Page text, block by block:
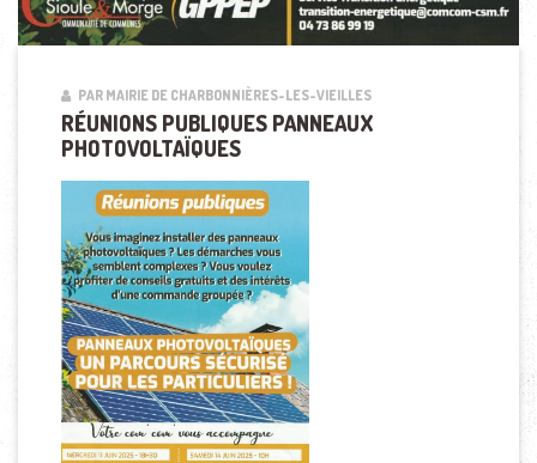
PAR MAIRIE DE CHARBONNIÈRES-LES-VIEILLES
RÉUNIONS PUBLIQUES PANNEAUX
PHOTOVOLTAÏQUES